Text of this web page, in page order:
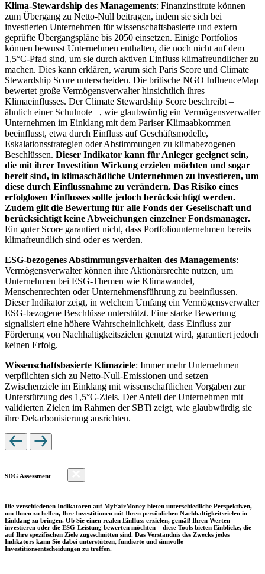
Klima-Stewardship des Managements: Finanzinstitute können
zum Übergang zu Netto-Null beitragen, indem sie sich bei
investierten Unternehmen für wissenschaftsbasierte und extern
geprüfte Übergangspläne bis 2050 einsetzen. Einige Portfolios
können bewusst Unternehmen enthalten, die noch nicht auf dem
1,5°C-Pfad sind, um sie durch aktiven Einfluss klimafreundlicher zu
machen. Dies kann erklären, warum sich Paris Score und Climate
Stewardship Score unterscheiden. Die britische NGO InfluenceMap
bewertet große Vermögensverwalter hinsichtlich ihres
Klimaeinflusses. Der Climate Stewardship Score beschreibt –
ähnlich einer Schulnote –, wie glaubwürdig ein Vermögensverwalter
Unternehmen im Einklang mit dem Pariser Klimaabkommen
beeinflusst, etwa durch Einfluss auf Geschäftsmodelle,
Eskalationsstrategien oder Abstimmungen zu klimabezogenen
Beschlüssen. Dieser Indikator kann für Anleger geeignet sein,
die mit ihrer Investition Wirkung erzielen möchten und sogar
bereit sind, in klimaschädliche Unternehmen zu investieren, um
diese durch Einflussnahme zu verändern. Das Risiko eines
erfolglosen Einflusses sollte jedoch berücksichtigt werden.
Zudem gilt die Bewertung für alle Fonds der Gesellschaft und
berücksichtigt keine Abweichungen einzelner Fondsmanager.
Ein guter Score garantiert nicht, dass Portfoliounternehmen bereits
klimafreundlich sind oder es werden.
ESG-bezogenes Abstimmungsverhalten des Managements:
Vermögensverwalter können ihre Aktionärsrechte nutzen, um
Unternehmen bei ESG-Themen wie Klimawandel,
Menschenrechten oder Unternehmensführung zu beeinflussen.
Dieser Indikator zeigt, in welchem Umfang ein Vermögensverwalter
ESG-bezogene Beschlüsse unterstützt. Eine starke Bewertung
signalisiert eine höhere Wahrscheinlichkeit, dass Einfluss zur
Förderung von Nachhaltigkeitszielen genutzt wird, garantiert jedoch
keinen Erfolg.
Wissenschaftsbasierte Klimaziele: Immer mehr Unternehmen
verpflichten sich zu Netto-Null-Emissionen und setzen
Zwischenziele im Einklang mit wissenschaftlichen Vorgaben zur
Unterstützung des 1,5°C-Ziels. Der Anteil der Unternehmen mit
validierten Zielen im Rahmen der SBTi zeigt, wie glaubwürdig sie
ihre Dekarbonisierung ausrichten.
SDG Assessment
Die verschiedenen Indikatoren auf MyFairMoney bieten unterschiedliche Perspektiven,
um Ihnen zu helfen, Ihre Investitionen mit Ihren persönlichen Nachhaltigkeitszielen in
Einklang zu bringen. Ob Sie einen realen Einfluss erzielen, gemäß Ihren Werten
investieren oder die ESG-Leistung bewerten möchten – diese Tools bieten Einblicke, die
auf Ihre spezifischen Ziele zugeschnitten sind. Das Verständnis des Zwecks jedes
Indikators kann Sie dabei unterstützen, fundierte und sinnvolle
Investitionsentscheidungen zu treffen.